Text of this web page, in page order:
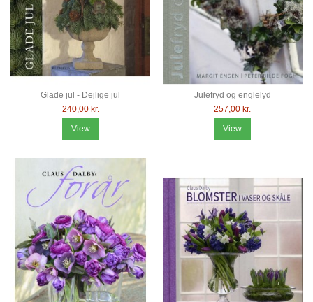
Glade jul - Dejlige jul
240,00 kr.
View
Julefryd og englelyd
257,00 kr.
View